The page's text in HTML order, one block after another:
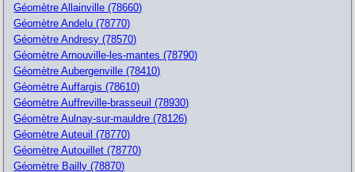
Géomètre Allainville (78660)
Géomètre Andelu (78770)
Géomètre Andresy (78570)
Géomètre Arnouville-les-mantes (78790)
Géomètre Aubergenville (78410)
Géomètre Auffargis (78610)
Géomètre Auffreville-brasseuil (78930)
Géomètre Aulnay-sur-mauldre (78126)
Géomètre Auteuil (78770)
Géomètre Autouillet (78770)
Géomètre Bailly (78870)